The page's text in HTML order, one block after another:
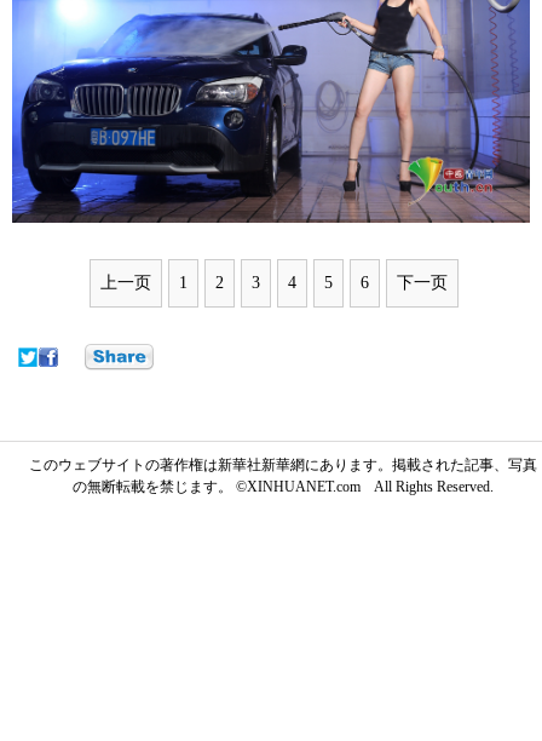
上一页 1 2 3 4 5 6 下一页
このウェブサイトの著作権は新華社新華網にあります。掲載された記事、写真
の無断転載を禁じます。 ©XINHUANET.com All Rights Reserved.